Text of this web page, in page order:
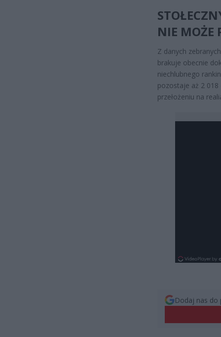
NIE MOŻE
Z danych
brakuje obecnie
niechlubnego
pozostaje aż 2
przełożeniu na
Dodaj nas do